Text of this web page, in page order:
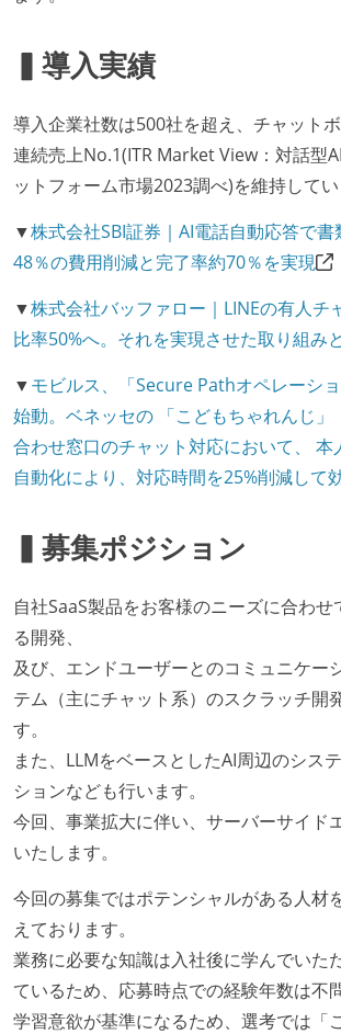
▍導入実績
導入企業社数は500社を超え、チャット
連続売上No.1(ITR Market View：対話型
ットフォーム市場2023調べ)を維持してい
▼株式会社SBI証券｜AI電話自動応答で書
48％の費用削減と完了率約70％を実現
▼株式会社バッファロー｜LINEの有人チ
比率50%へ。それを実現させた取り組み
▼モビルス、「Secure Pathオペレーシ
始動。ベネッセの 「こどもちゃれんじ」
合わせ窓口のチャット対応において、 本
自動化により、対応時間を25%削減して
▍募集ポジション
自社SaaS製品をお客様のニーズに合わ
る開発、
及び、エンドユーザーとのコミュニケー
テム（主にチャット系）のスクラッチ開
す。
また、LLMをベースとしたAI周辺のシス
ションなども行います。
今回、事業拡大に伴い、サーバーサイド
いたします。
今回の募集ではポテンシャルがある人材
えております。
業務に必要な知識は入社後に学んでいた
ているため、応募時点での経験年数は不
学習意欲が基準になるため、選考では「